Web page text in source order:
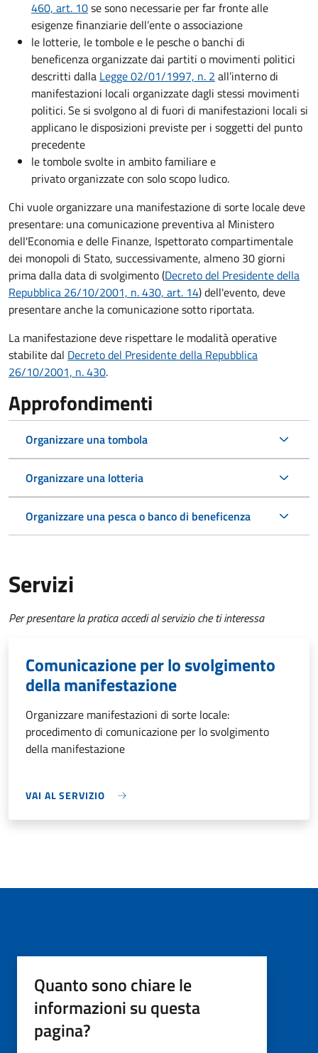
460, art. 10se sono necessarie per far fronte alle
esigenze finanziarie dell’ente o associazione
le lotterie, le tombole e le pesche o banchi di
beneficenza organizzate dai partiti o movimenti politici
descritti dalla Legge 02/01/1997, n. 2 all’interno di
manifestazioni locali organizzate dagli stessi movimenti
politici. Se si svolgono al di fuori di manifestazioni locali si
applicano le disposizioni previste per i soggetti del punto
precedente
le tombole svolte in ambito familiare e
privato organizzate con solo scopo ludico.
Chi vuole organizzare una manifestazione di sorte locale deve
presentare: una comunicazione preventiva al Ministero
dell'Economia e delle Finanze, Ispettorato compartimentale
dei monopoli di Stato, successivamente, almeno 30 giorni
prima dalla data di svolgimento (Decreto del Presidente della
Repubblica 26/10/2001, n. 430, art. 14) dell'evento, deve
presentare anche la comunicazione sotto riportata.
La manifestazione deve rispettare le modalità operative
stabilite dal Decreto del Presidente della Repubblica
26/10/2001, n. 430.
Approfondimenti
Organizzare una tombola
Organizzare una lotteria
Organizzare una pesca o banco di beneficenza
Servizi
Per presentare la pratica accedi al servizio che ti interessa
Comunicazione per lo svolgimento
della manifestazione
Organizzare manifestazioni di sorte locale:
procedimento di comunicazione per lo svolgimento
della manifestazione
VAI AL SERVIZIO
Quanto sono chiare le
informazioni su questa
pagina?